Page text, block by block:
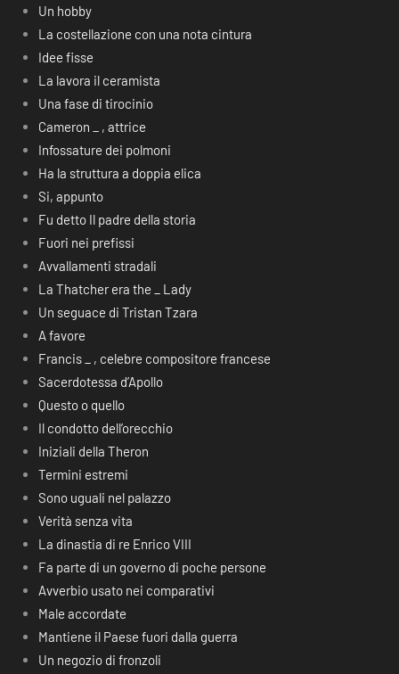
Un hobby
La costellazione con una nota cintura
Idee fisse
La lavora il ceramista
Una fase di tirocinio
Cameron _ , attrice
Infossature dei polmoni
Ha la struttura a doppia elica
Si, appunto
Fu detto Il padre della storia
Fuori nei prefissi
Avvallamenti stradali
La Thatcher era the _ Lady
Un seguace di Tristan Tzara
A favore
Francis _ , celebre compositore francese
Sacerdotessa d’Apollo
Questo o quello
Il condotto dell’orecchio
Iniziali della Theron
Termini estremi
Sono uguali nel palazzo
Verità senza vita
La dinastia di re Enrico VIII
Fa parte di un governo di poche persone
Avverbio usato nei comparativi
Male accordate
Mantiene il Paese fuori dalla guerra
Un negozio di fronzoli